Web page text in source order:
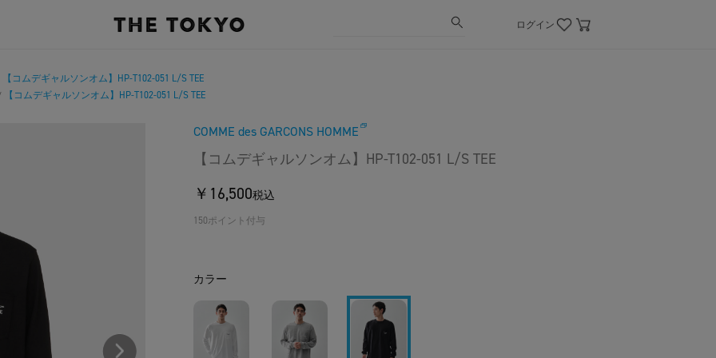
ログイン
【コムデギャルソンオム】HP-T102-051 L/S TEE
【コムデギャルソンオム】HP-T102-051 L/S TEE
COMME des GARCONS HOMME
【コムデギャルソンオム】HP-T102-051 L/S TEE
￥16,500税込
150ポイント付与
カラー